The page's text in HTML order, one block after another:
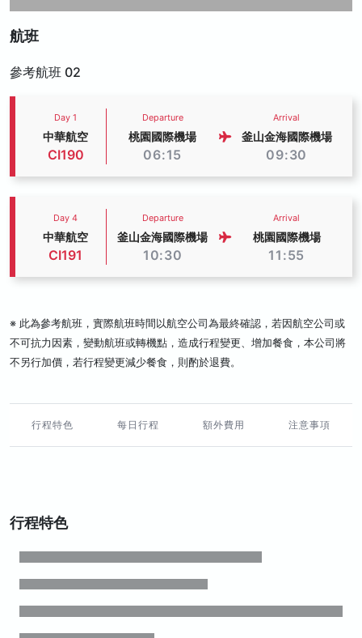
航班
參考航班 02
Day 1
中華航空
CI190
Departure
桃園國際機場
06:15
Arrival
釜山金海國際機場
09:30
Day 4
中華航空
CI191
Departure
釜山金海國際機場
10:30
Arrival
桃園國際機場
11:55
※ 此為參考航班，實際航班時間以航空公司為最終確認，若因航空公司或
不可抗力因素，變動航班或轉機點，造成行程變更、增加餐食，本公司將
不另行加價，若行程變更減少餐食，則酌於退費。
行程特色 每日行程 額外費用 注意事項
行程特色